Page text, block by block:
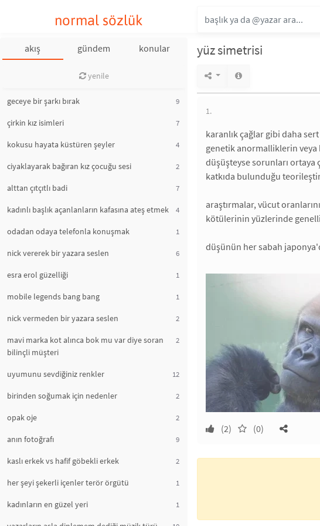
normal sözlük
akış gündem konular
yenile
geceye bir şarkı bırak 9
çirkin kız isimleri 7
kokusu hayata küstüren şeyler 4
ciyaklayarak bağıran kız çocuğu sesi 2
alttan çıtçıtlı badi 7
kadınlı başlık açanlanların kafasına ateş etmek 4
odadan odaya telefonla konuşmak 1
nick vererek bir yazara seslen 6
esra erol güzelliği 1
mobile legends bang bang 1
nick vermeden bir yazara seslen 2
mavi marka kot alınca bok mu var diye soran
bilinçli müşteri
2
uyumunu sevdiğiniz renkler 12
birinden soğumak için nedenler 2
opak oje 2
anın fotoğrafı 9
kaslı erkek vs hafif göbekli erkek 2
her şeyi şekerli içenler terör örgütü 1
kadınların en güzel yeri 1
yüz simetrisi
1.
karanlık çağlar gibi daha
genetik anormalliklerin veya
düşüşteyse sorunları ortaya
katkıda bulunduğu
araştırmalar, vücut
kötülerinin yüzlerinde
düşünün her sabah
(2) (0)